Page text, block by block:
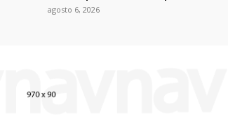
agosto 6, 2026